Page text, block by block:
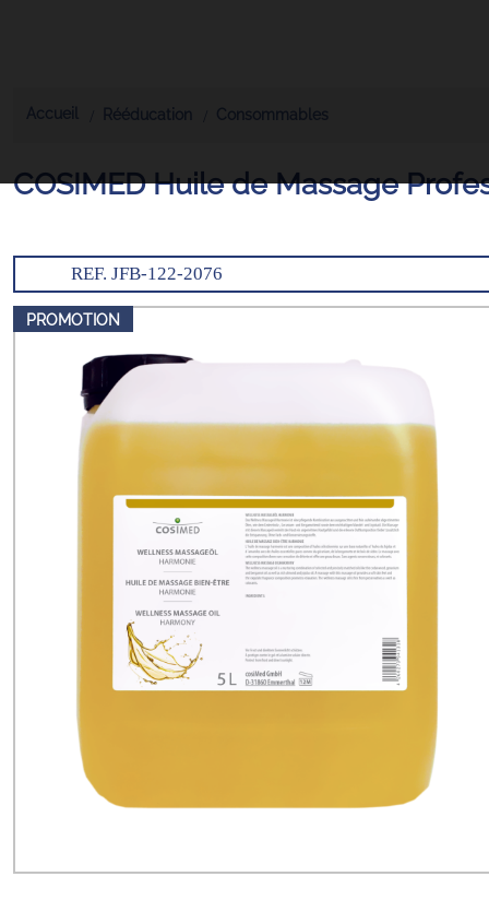
Accueil Rééducation Consommables
COSIMED Huile de Massage
REF. JFB-122-2076
PROMOTION